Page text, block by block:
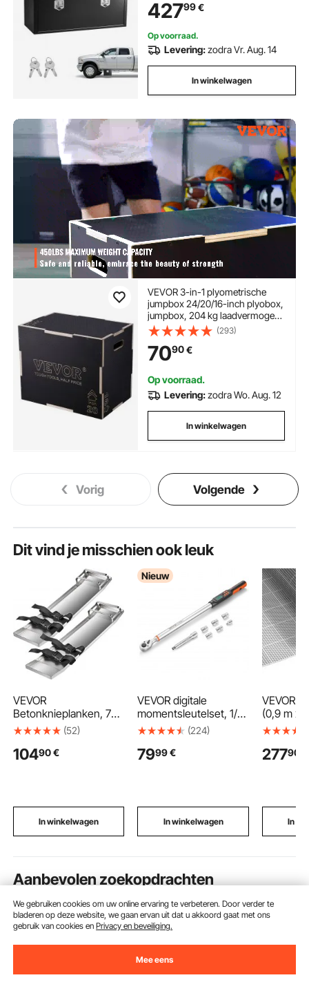
Vrachtwagens, Trailers,
Bestelwagens Gereedschapskist
Onderbouw Box Zwart
42799€
Op voorraad.
Levering:zodra Vr. Aug. 14
In winkelwagen
VEVOR 3-in-1 plyometrische
jumpbox 24/20/16-inch plyobox,
jumpbox, 204 kg laadvermogen,
fitnessoefening, step-up box
voor thuistraining,
jumpkrachttraining, zwart,
verstelbare hoogte
(293)
7090€
Op voorraad.
Levering:zodra Wo. Aug. 12
In winkelwagen
Vorig Volgende
Dit vind je misschien ook leuk
VEVOR
Betonknieplanken, 75
x 20 cm, Betonglijders,
staal, Betonglijders,
cement- en betonwerk
(52)
10490€
In winkelwagen
Nieuw
VEVOR digitale
momentsleutelset, 1/2
inch aandrijving, 4
nauwkeurigheid, LCD-
voor autoreparaties
(224)
7999 €
In winkelwagen
VEVOR
(0,9 m x
PVC-
voor
en
27790
In
Aanbevolen zoekopdrachten
safe thuis kluis kluis hotel pistoolkluis
We gebruiken cookies om uw online ervaring te verbeteren. Door verder te
bladeren op deze website, we gaan ervan uit dat u akkoord gaat met ons
gebruik van cookies enPrivacy en beveiliging.
Mee eens